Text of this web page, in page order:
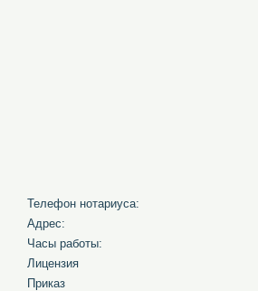
Телефон нотариуса:
Адрес:
Часы работы:
Лицензия
Приказ